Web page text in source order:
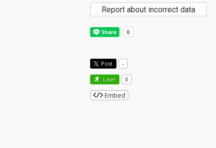
Report about incorrect data
Post -
Like! 0
Embed